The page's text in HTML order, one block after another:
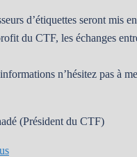
d’étiquettes seront mis
du CTF, les échanges
n’hésitez pas à
(Président du CTF)